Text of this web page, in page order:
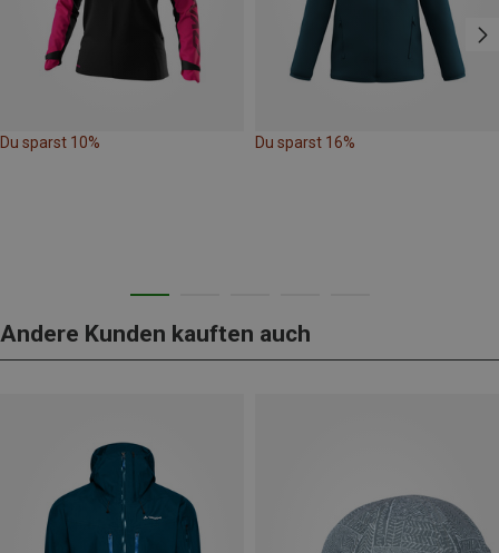
Du sparst 10% Du sparst 16%
Andere Kunden kauften auch